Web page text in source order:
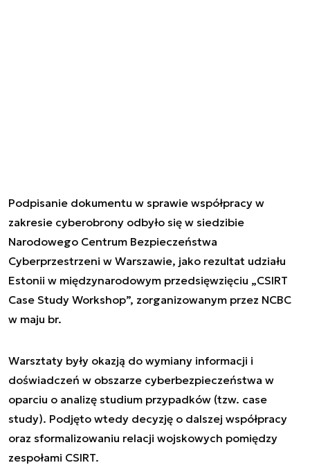
Podpisanie dokumentu w sprawie współpracy w
zakresie cyberobrony odbyło się w siedzibie
Narodowego Centrum Bezpieczeństwa
Cyberprzestrzeni w Warszawie, jako rezultat udziału
Estonii w międzynarodowym przedsięwzięciu „CSIRT
Case Study Workshop”, zorganizowanym przez NCBC
w maju br.
Warsztaty były okazją do wymiany informacji i
doświadczeń w obszarze cyberbezpieczeństwa w
oparciu o analizę studium przypadków (tzw. case
study). Podjęto wtedy decyzję o dalszej współpracy
oraz sformalizowaniu relacji wojskowych pomiędzy
zespołami CSIRT.